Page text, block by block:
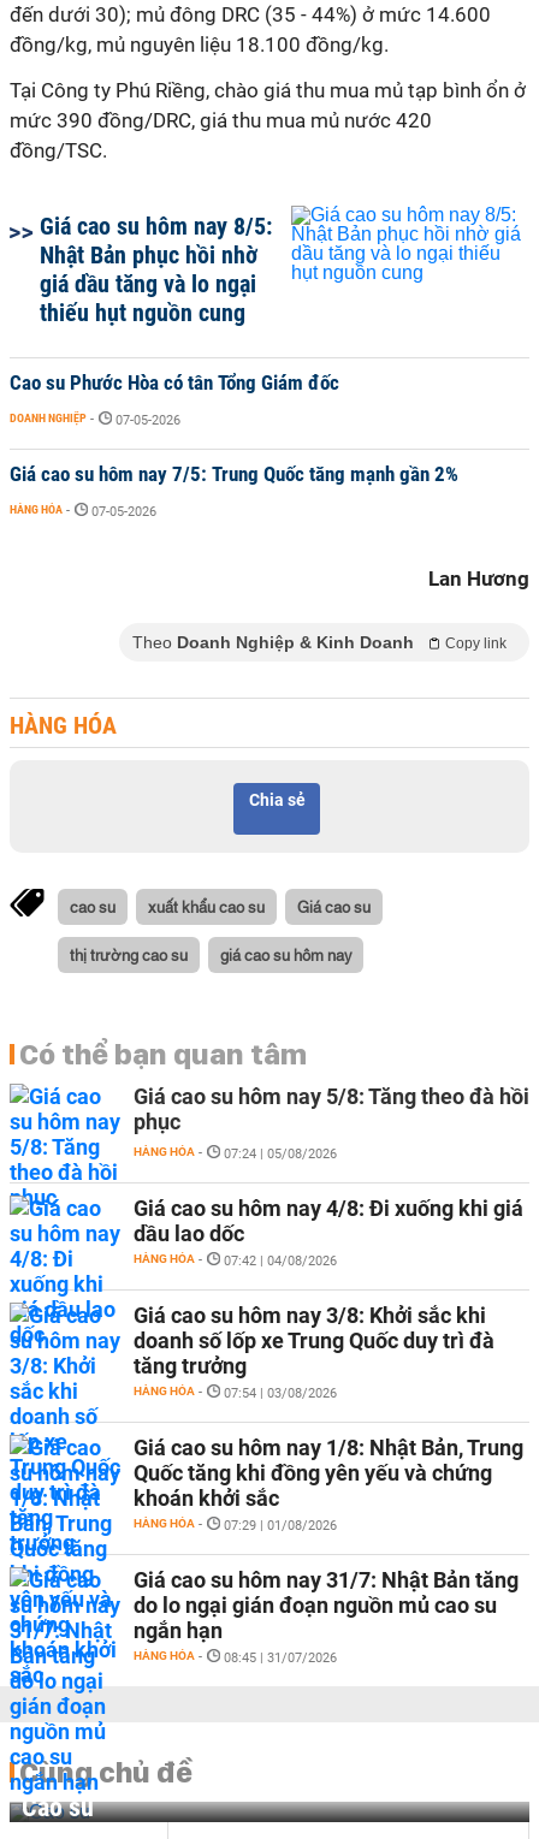
đến dưới 30); mủ đông DRC (35 - 44%) ở mức 14.600
đồng/kg, mủ nguyên liệu 18.100 đồng/kg.
Tại Công ty Phú Riềng, chào giá thu mua mủ tạp bình ổn ở
mức 390 đồng/DRC, giá thu mua mủ nước 420
đồng/TSC.
Giá cao su hôm nay 8/5:
Nhật Bản phục hồi nhờ
giá dầu tăng và lo ngại
thiếu hụt nguồn cung
Cao su Phước Hòa có tân Tổng Giám đốc
DOANH NGHIỆP - 07-05-2026
Giá cao su hôm nay 7/5: Trung Quốc tăng mạnh gần 2%
HÀNG HÓA - 07-05-2026
Lan Hương
Theo Doanh Nghiệp & Kinh Doanh Copy link
HÀNG HÓA
Chia sẻ
cao su xuất khẩu cao su Giá cao su
thị trường cao su giá cao su hôm nay
Có thể bạn quan tâm
Giá cao su hôm nay 5/8: Tăng theo đà hồi
phục
HÀNG HÓA - 07:24 | 05/08/2026
Giá cao su hôm nay 4/8: Đi xuống khi giá
dầu lao dốc
HÀNG HÓA - 07:42 | 04/08/2026
Giá cao su hôm nay 3/8: Khởi sắc khi
doanh số lốp xe Trung Quốc duy trì đà
tăng trưởng
HÀNG HÓA - 07:54 | 03/08/2026
Giá cao su hôm nay 1/8: Nhật Bản, Trung
Quốc tăng khi đồng yên yếu và chứng
khoán khởi sắc
HÀNG HÓA - 07:29 | 01/08/2026
Giá cao su hôm nay 31/7: Nhật Bản tăng
do lo ngại gián đoạn nguồn mủ cao su
ngắn hạn
HÀNG HÓA - 08:45 | 31/07/2026
Cùng chủ đề
Cao su